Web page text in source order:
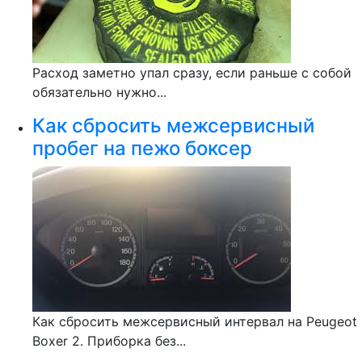
Расход заметно упал сразу, если раньше с собой
обязательно нужно...
Как сбросить межсервисный
пробег на пежо боксер
Как сбросить межсервисный интервал на Peugeot
Boxer 2. Приборка без...